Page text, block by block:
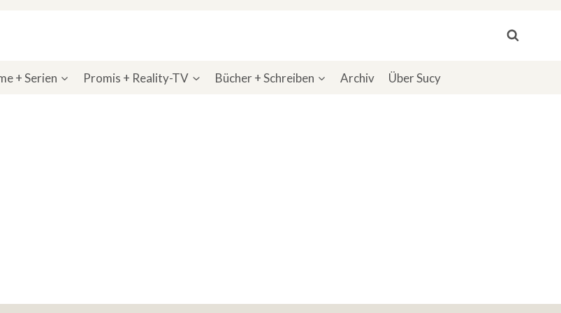
+ Serien Promis + Reality-TV Bücher + Schreiben Archiv Über Sucy